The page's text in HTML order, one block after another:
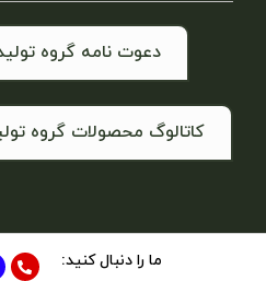
دعوت نامه گروه
کاتالوگ محصولات گروه
ما را دنبال کنید: